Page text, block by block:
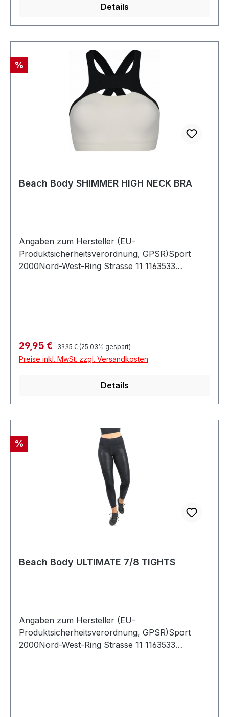
Details
Rabatt
%
Beach Body SHIMMER HIGH NECK BRA
Angaben zum Hersteller (EU-
Produktsicherheitsverordnung, GPSR)Sport
2000Nord-West-Ring Strasse 11 1163533
Verkaufspreis:
29,95 € Regulärer Preis:
39,95 € (25.03% gespart)
Preise inkl. MwSt. zzgl. Versandkosten
Details
Rabatt
%
Beach Body ULTIMATE 7/8 TIGHTS
Angaben zum Hersteller (EU-
Produktsicherheitsverordnung, GPSR)Sport
2000Nord-West-Ring Strasse 11 1163533